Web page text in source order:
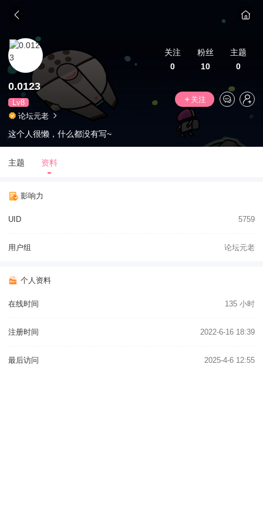
关注
0
粉丝
10
主题
0
0.0123
Lv8
关注
论坛元老
这个人很懒，什么都没有写~
主题 资料
影响力
UID 5759
用户组 论坛元老
个人资料
在线时间 135 小时
注册时间 2022-6-16 18:39
最后访问 2025-4-6 12:55